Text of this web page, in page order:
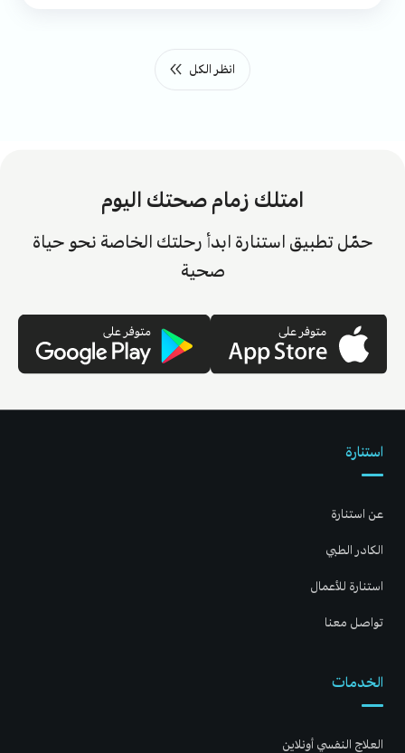
انظر الكل
امتلك زمام صحتك اليوم
حمّل تطبيق استنارة ابدأ رحلتك الخاصة نحو حياة
صحية
استنارة
عن استنارة
الكادر الطبي
استنارة للأعمال
تواصل معنا
الخدمات
العلاج النفسي أونلاين